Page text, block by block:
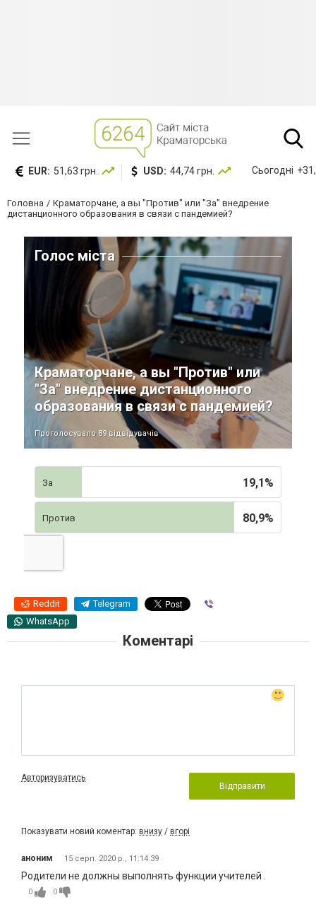
EUR: 51,63 грн. USD: 44,74 грн. Сьогодні
Головна
Краматорчане, а вы "Против" или "За" внедрение
дистанционного образования в связи с пандемией?
Голос міста
Краматорчане, а вы "Против" или
"За" внедрение дистанционного
образования в связи с пандемией?
Проголосувало 89 відвідувачів
19,1%
За
80,9%
Против
Reddit Telegram
WhatsApp
Коментарі
Авторизуватись
Відправити
Показувати новий коментар: внизу / вгорі
аноним 15 серп. 2020 р., 11:14:39
Родители не должны выполнять функции учителей .
0 0